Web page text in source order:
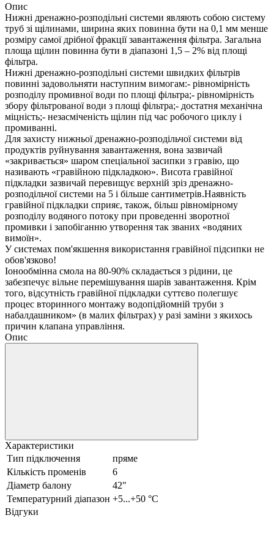
Опис
Нижні дренажно-розподільні системи являють собою систему
труб зі щілинами, ширина яких повинна бути на 0,1 мм менше
розміру самої дрібної фракції завантаження фільтра. Загальна
площа щілин повинна бути в діапазоні 1,5 – 2% від площі
фільтра.
Нижні дренажно-розподільні системи швидких фільтрів
повинні задовольняти наступним вимогам:- рівномірність
розподілу промивної води по площі фільтра;- рівномірність
збору фільтрованої води з площі фільтра;- достатня механічна
міцність;- незасміченість щілин під час робочого циклу і
промиванні.
Для захисту нижньої дренажно-розподільчої системи від
продуктів руйнування завантаження, вона зазвичай
«закривається» шаром спеціальної засипки з гравію, що
називають «гравійною підкладкою». Висота гравійної
підкладки зазвичай перевищує верхній зріз дренажно-
розподільчої системи на 5 і більше сантиметрів.Наявність
гравійної підкладки сприяє, також, більш рівномірному
розподілу водяного потоку при проведенні зворотної
промивки і запобіганню утворення так званих «водяних
вимоїн».
У системах пом'якшення використання гравійної підсипки не
обов'язково!
Іонообмінна смола на 80-90% складається з рідини, це
забезпечує вільне перемішування шарів завантаження. Крім
того, відсутність гравійної підкладки суттєво полегшує
процес вторинного монтажу водопідйомній труби з
набалдашником» (в малих фільтрах) у разі заміни з якихось
причин клапана управління.
Опис
Характеристики
Тип підключення
пряме
Кількість променів
6
Діаметр балону
42"
Температурний діапазон +5...+50 °С
Відгуки